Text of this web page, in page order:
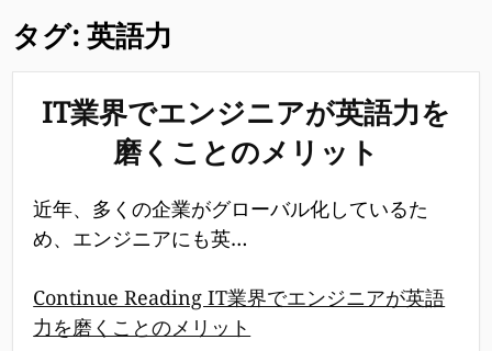
タグ:英語力
IT業界でエンジニアが英語力を
磨くことのメリット
近年、多くの企業がグローバル化しているた
め、エンジニアにも英…
Continue Reading IT業界でエンジニアが英語
力を磨くことのメリット